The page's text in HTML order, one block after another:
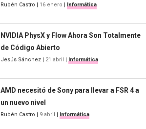
Rubén Castro | 16 enero | Informática
NVIDIA PhysX y Flow Ahora Son Totalmente
de Código Abierto
Jesús Sánchez | 21 abril | Informática
AMD necesitó de Sony para llevar a FSR 4 a
un nuevo nivel
Rubén Castro | 9 abril | Informática